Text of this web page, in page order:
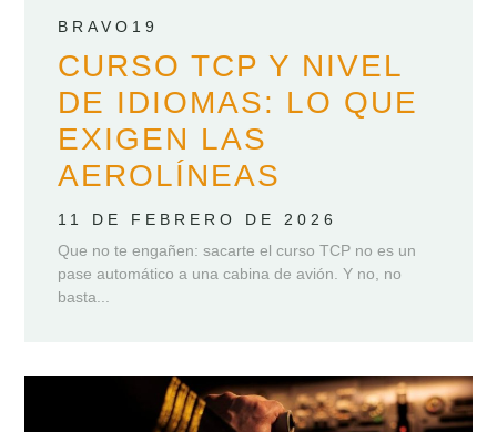
BRAVO19
CURSO TCP Y NIVEL
DE IDIOMAS: LO QUE
EXIGEN LAS
AEROLÍNEAS
11 DE FEBRERO DE 2026
Que no te engañen: sacarte el curso TCP no es un
pase automático a una cabina de avión. Y no, no
basta...